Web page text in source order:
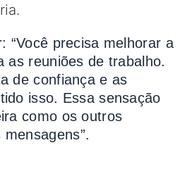
“Você precisa melhorar a
as reuniões de trabalho.
de confiança e as
isso. Essa sensação
como os outros